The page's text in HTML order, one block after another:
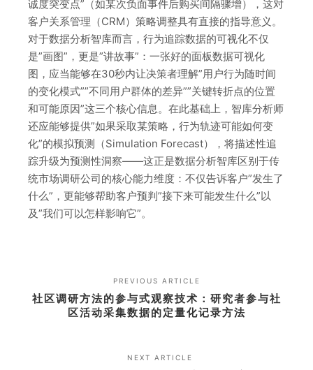
诚度突变点”（如某次负面事件后购买间隔骤增），这对
客户关系管理（CRM）策略调整具有直接的指导意义。
对于数据分析智库而言，行为追踪数据的可视化不仅
是”画图”，更是”讲故事”：一张好的面板数据可视化
图，应当能够在30秒内让决策者理解”用户行为随时间
的变化模式””不同用户群体的差异””关键转折点的位置
和可能原因”这三个核心信息。在此基础上，智库分析师
还应能够提供”如果采取某策略，行为轨迹可能如何变
化”的模拟预测（Simulation Forecast），将描述性追
踪升级为预测性洞察——这正是数据分析智库区别于传
统市场调研公司的核心能力维度：不仅告诉客户”发生了
什么”，更能够帮助客户预判”接下来可能发生什么”以
及”我们可以怎样影响它”。
PREVIOUS ARTICLE
社区调研方法的参与式观察技术：研究者参与社
区活动采集数据的定量化记录方法
NEXT ARTICLE